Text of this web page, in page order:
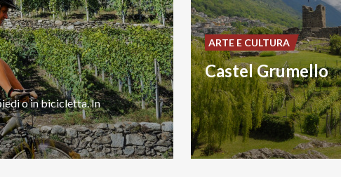
oinbicicletta.In
Castel Grumello
ARTE E CULTURA